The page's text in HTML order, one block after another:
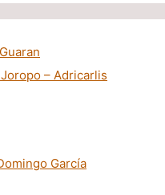
– Adricarlis
García